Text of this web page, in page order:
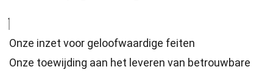
Onze inzet voor geloofwaardige feiten
Onze toewijding aan het leveren van betrouwbare